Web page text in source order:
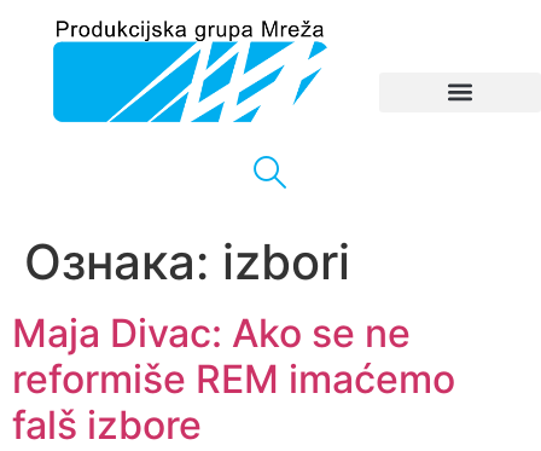
Ознака: izbori
Maja Divac: Ako se ne
reformiše REM imaćemo
falš izbore